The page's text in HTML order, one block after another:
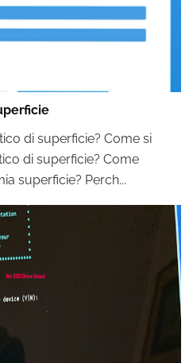
di superficie? Come si
di superficie? Come
superficie? Perch...